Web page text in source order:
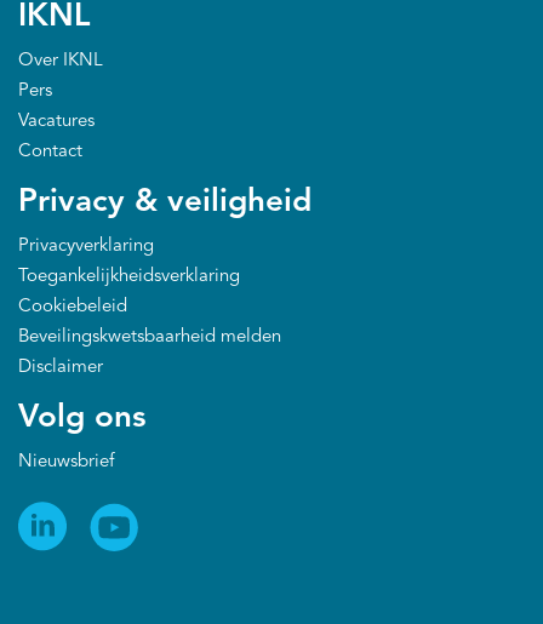
IKNL
Over IKNL
Pers
Vacatures
Contact
Privacy & veiligheid
Privacyverklaring
Toegankelijkheidsverklaring
Cookiebeleid
Beveilingskwetsbaarheid melden
Disclaimer
Volg ons
Nieuwsbrief